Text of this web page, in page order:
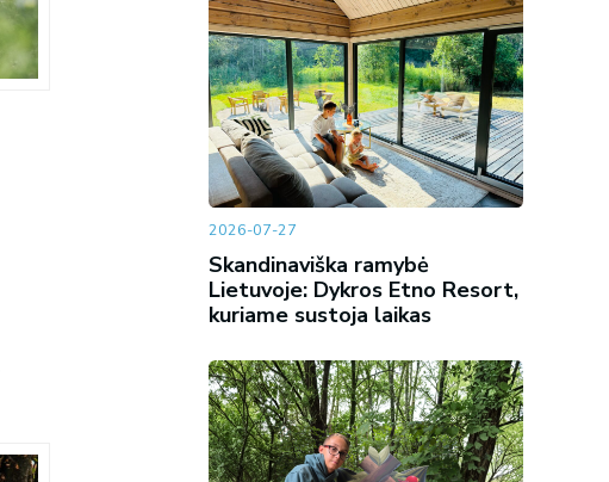
2026-07-27
Skandinaviška ramybė
Lietuvoje: Dykros Etno Resort,
kuriame sustoja laikas